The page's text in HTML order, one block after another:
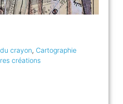
crayon, Cartographie
créations